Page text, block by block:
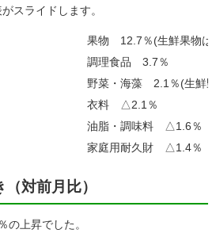
スライドします。
果物 12.7％(生鮮果物は
調理食品 3.7％
野菜・海藻 2.1％(生鮮
衣料 △2.1％
油脂・調味料 △1.6％
家庭用耐久財 △1.4％
対前月比）
の上昇でした。